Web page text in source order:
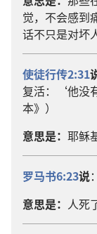
觉，不会感到
话不只是对坏
使徒行传2:31
复活：‘他没
本》）
意思是： 耶稣
罗马书6:23说
意思是： 人死